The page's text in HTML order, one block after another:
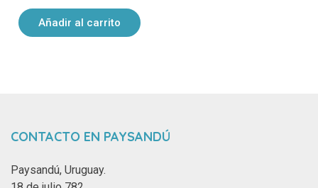
Añadir al carrito
CONTACTO EN PAYSANDÚ
Paysandú, Uruguay.